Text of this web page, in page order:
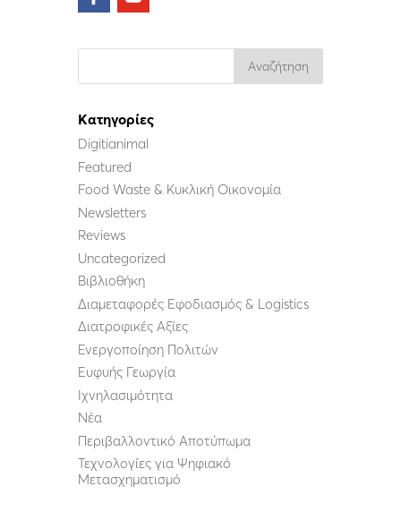
Kατηγορίες
Digitianimal
Featured
Food Waste & Κυκλική Οικονομία
Newsletters
Reviews
Uncategorized
Βιβλιοθήκη
Διαμεταφορές Εφοδιασμός & Logistics
Διατροφικές Αξίες
Ενεργοποίηση Πολιτών
Ευφυής Γεωργία
Ιχνηλασιμότητα
Νέα
Περιβαλλοντικό Αποτύπωμα
Τεχνολογίες για Ψηφιακό
Μετασχηματισμό